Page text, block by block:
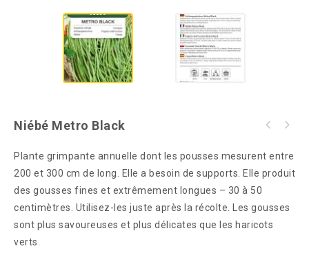
Niébé Metro Black
Plante grimpante annuelle dont les pousses mesurent entre
200 et 300 cm de long. Elle a besoin de supports. Elle produit
des gousses fines et extrêmement longues – 30 à 50
centimètres. Utilisez-les juste après la récolte. Les gousses
sont plus savoureuses et plus délicates que les haricots
verts.